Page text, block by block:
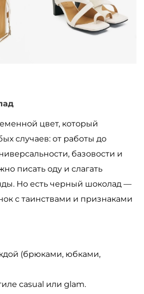
цвет, который
случаев: от работы до
базовости и
писать оду и слагать
Но есть черный шоколад —
с таинствами и признаками
(брюками, юбками,
casual или glam.